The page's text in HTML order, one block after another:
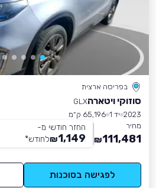
בפריסה ארצית
סוזוקי ויטארהGLX
2023 יד 1
65,196 ק״מ
מחיר
111,481
₪
החזר חודשי מ-
1,149
₪לחודש*
לפגישה בסוכנות